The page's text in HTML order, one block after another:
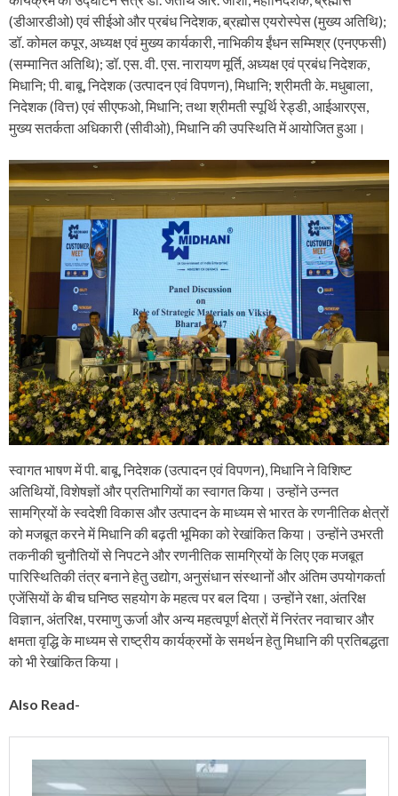
(डीआरडीओ) एवं सीईओ और प्रबंध निदेशक, ब्रह्मोस एयरोस्पेस (मुख्य अतिथि);
डॉ. कोमल कपूर, अध्यक्ष एवं मुख्य कार्यकारी, नाभिकीय ईंधन सम्मिश्र (एनएफसी)
(सम्मानित अतिथि); डॉ. एस. वी. एस. नारायण मूर्ति, अध्यक्ष एवं प्रबंध निदेशक,
मिधानि; पी. बाबू, निदेशक (उत्पादन एवं विपणन), मिधानि; श्रीमती के. मधुबाला,
निदेशक (वित्त) एवं सीएफओ, मिधानि; तथा श्रीमती स्पूर्थि रेड्डी, आईआरएस,
मुख्य सतर्कता अधिकारी (सीवीओ), मिधानि की उपस्थिति में आयोजित हुआ।
स्वागत भाषण में पी. बाबू, निदेशक (उत्पादन एवं विपणन), मिधानि ने विशिष्ट
अतिथियों, विशेषज्ञों और प्रतिभागियों का स्वागत किया। उन्होंने उन्नत
सामग्रियों के स्वदेशी विकास और उत्पादन के माध्यम से भारत के रणनीतिक क्षेत्रों
को मजबूत करने में मिधानि की बढ़ती भूमिका को रेखांकित किया। उन्होंने उभरती
तकनीकी चुनौतियों से निपटने और रणनीतिक सामग्रियों के लिए एक मजबूत
पारिस्थितिकी तंत्र बनाने हेतु उद्योग, अनुसंधान संस्थानों और अंतिम उपयोगकर्ता
एजेंसियों के बीच घनिष्ठ सहयोग के महत्व पर बल दिया। उन्होंने रक्षा, अंतरिक्ष
विज्ञान, अंतरिक्ष, परमाणु ऊर्जा और अन्य महत्वपूर्ण क्षेत्रों में निरंतर नवाचार और
क्षमता वृद्धि के माध्यम से राष्ट्रीय कार्यक्रमों के समर्थन हेतु मिधानि की प्रतिबद्धता
को भी रेखांकित किया।
Also Read-